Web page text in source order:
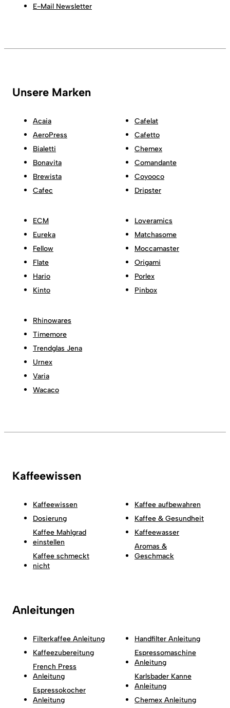
E-Mail Newsletter
Unsere Marken
Acaia
AeroPress
Bialetti
Bonavita
Brewista
Cafec
Cafelat
Cafetto
Chemex
Comandante
Coyooco
Dripster
ECM
Eureka
Fellow
Flate
Hario
Kinto
Loveramics
Matchasome
Moccamaster
Origami
Porlex
Pinbox
Rhinowares
Timemore
Trendglas Jena
Urnex
Varia
Wacaco
Kaffeewissen
Kaffeewissen
Dosierung
Kaffee Mahlgrad
einstellen
Kaffee schmeckt
nicht
Kaffee aufbewahren
Kaffee & Gesundheit
Kaffeewasser
Aromas &
Geschmack
Anleitungen
Filterkaffee Anleitung
Kaffeezubereitung
French Press
Anleitung
Espressokocher
Anleitung
Handfilter Anleitung
Espressomaschine
Anleitung
Karlsbader Kanne
Anleitung
Chemex Anleitung